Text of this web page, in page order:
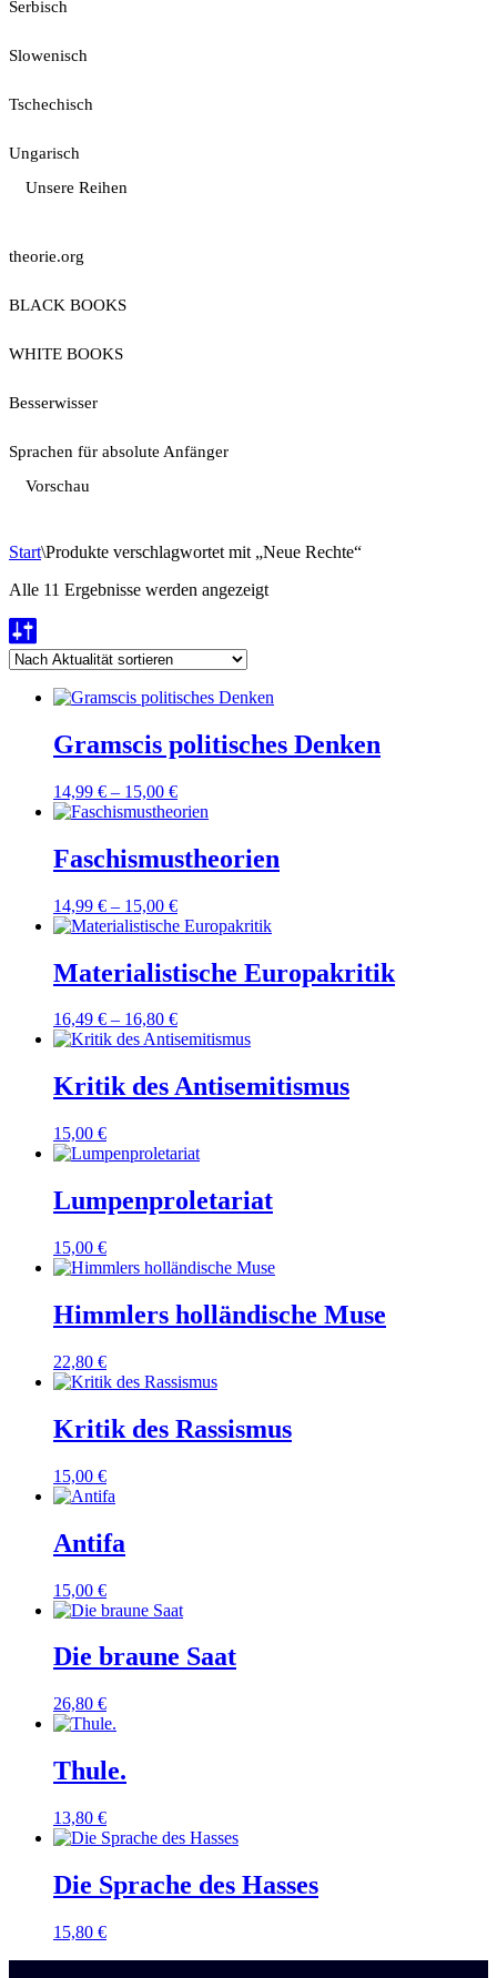
Serbisch
Slowenisch
Tschechisch
Ungarisch
Unsere Reihen
theorie.org
BLACK BOOKS
WHITE BOOKS
Besserwisser
Sprachen für absolute Anfänger
Vorschau
Start\Produkte verschlagwortet mit „Neue Rechte“
Alle 11 Ergebnisse werden angezeigtNach
Gramscis politisches Denken
14,99 € – 15,00 €
Faschismustheorien
14,99 € – 15,00 €
Materialistische Europakritik
16,49 € – 16,80 €
Kritik des Antisemitismus
15,00 €
Lumpenproletariat
15,00 €
Himmlers holländische Muse
22,80 €
Kritik des Rassismus
15,00 €
Antifa
15,00 €
Die braune Saat
26,80 €
Thule.
13,80 €
Die Sprache des Hasses
15,80 €